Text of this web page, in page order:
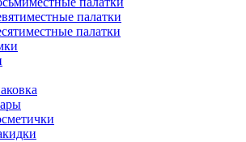
палатки
палатки